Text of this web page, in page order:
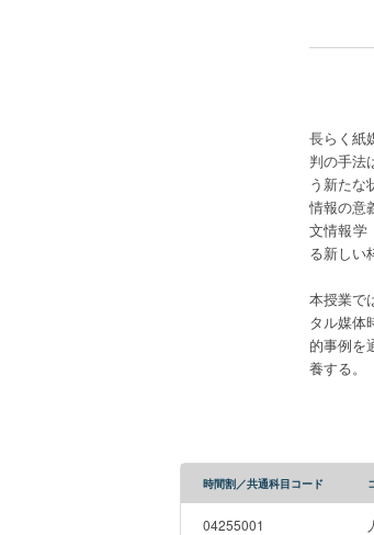
長らく紙
判の手法
う新たな
情報の意
文情報学
る新しい
本授業で
タル媒体
的事例を
養する。
時間割／共通科目コード
04255001